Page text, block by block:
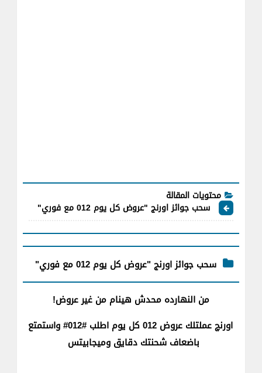
محتويات المقالة
سحب جوائز اورنج "عروض كل يوم 012 مع فوري"
سحب جوائز اورنج "عروض كل يوم 012 مع فوري"
من النهارده محدش هينام من غير عروض!
اورنچ عملتلك عروض 012 كل يوم اطلب #012# واستمتع
باضعاف شحنتك دقايق وميجابيتس